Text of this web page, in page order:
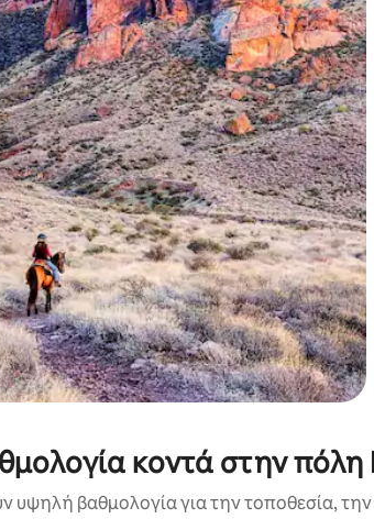
τα κουμπιά πάνω και κάτω βέλους, να την
κοντά στην
υψηλή βαθμολογία για την τοποθεσία,